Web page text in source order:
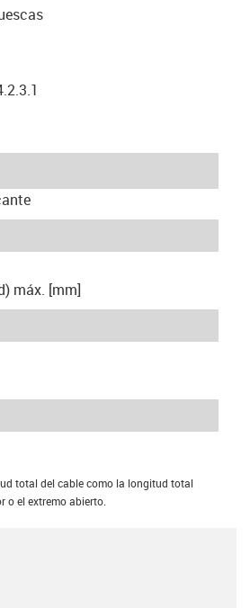
máx. [mm]
total del cable como la longitud total
o el extremo abierto.